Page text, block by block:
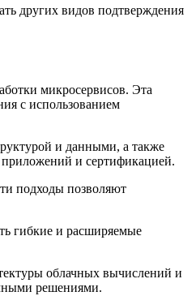
других видов подтверждения
микросервисов. Эта
с использованием
и данными, а также
приложений и сертификацией.
подходы позволяют
гибкие и расширяемые
облачных вычислений и
решениями.